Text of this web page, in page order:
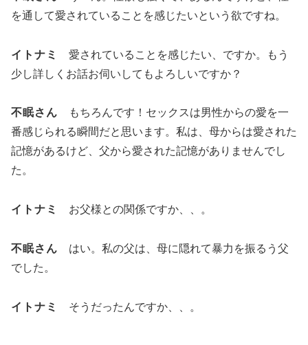
を通して愛されていることを感じたいという欲ですね。
イトナミ
愛されていることを感じたい、ですか。もう
少し詳しくお話お伺いしてもよろしいですか？
不眠さん もちろんです！セックスは男性からの愛を一
番感じられる瞬間だと思います。私は、母からは愛された
記憶があるけど、父から愛された記憶がありませんでし
た。
イトナミ お父様との関係ですか、、。
不眠さん はい。私の父は、母に隠れて暴力を振るう父
でした。
イトナミ そうだったんですか、、。